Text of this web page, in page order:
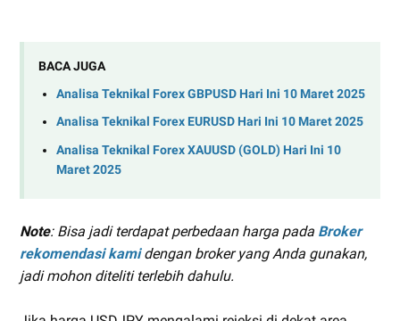
BACA JUGA
Analisa Teknikal Forex GBPUSD Hari Ini 10 Maret 2025
Analisa Teknikal Forex EURUSD Hari Ini 10 Maret 2025
Analisa Teknikal Forex XAUUSD (GOLD) Hari Ini 10
Maret 2025
Note: Bisa jadi terdapat perbedaan harga pada Broker
rekomendasi kamidengan broker yang Anda gunakan,
jadi mohon diteliti terlebih dahulu.